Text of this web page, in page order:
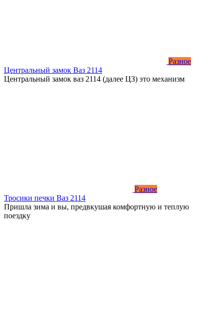
Разное
Центральный замок Ваз 2114
Центральный замок ваз 2114 (далее ЦЗ) это механизм
Разное
Тросики печки Ваз 2114
Пришла зима и вы, предвкушая комфортную и теплую
поездку